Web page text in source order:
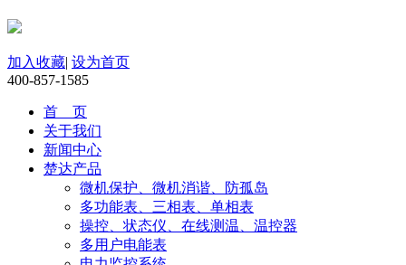
加入收藏| 设为首页
400-857-1585
首 页
关于我们
新闻中心
楚达产品
微机保护、微机消谐、防孤岛
多功能表、三相表、单相表
操控、状态仪、在线测温、温控器
多用户电能表